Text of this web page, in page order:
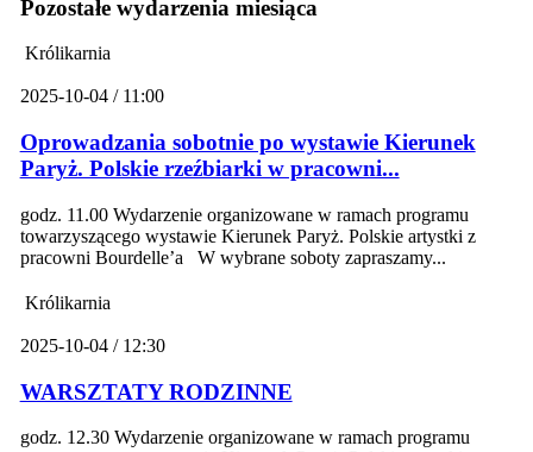
Pozostałe wydarzenia miesiąca
Królikarnia
2025-10-04 / 11:00
Oprowadzania sobotnie po wystawie Kierunek
Paryż. Polskie rzeźbiarki w pracowni...
godz. 11.00 Wydarzenie organizowane w ramach programu
towarzyszącego wystawie Kierunek Paryż. Polskie artystki z
pracowni Bourdelle’a W wybrane soboty zapraszamy...
Królikarnia
2025-10-04 / 12:30
WARSZTATY RODZINNE
godz. 12.30 Wydarzenie organizowane w ramach programu